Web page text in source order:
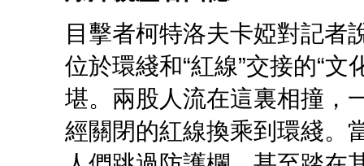
目擊者柯特洛夫卡婭對記者
位於環綫和“紅線”交接的“
堪。兩股人流在這裏相撞，
經關閉的紅線換乘到環綫。